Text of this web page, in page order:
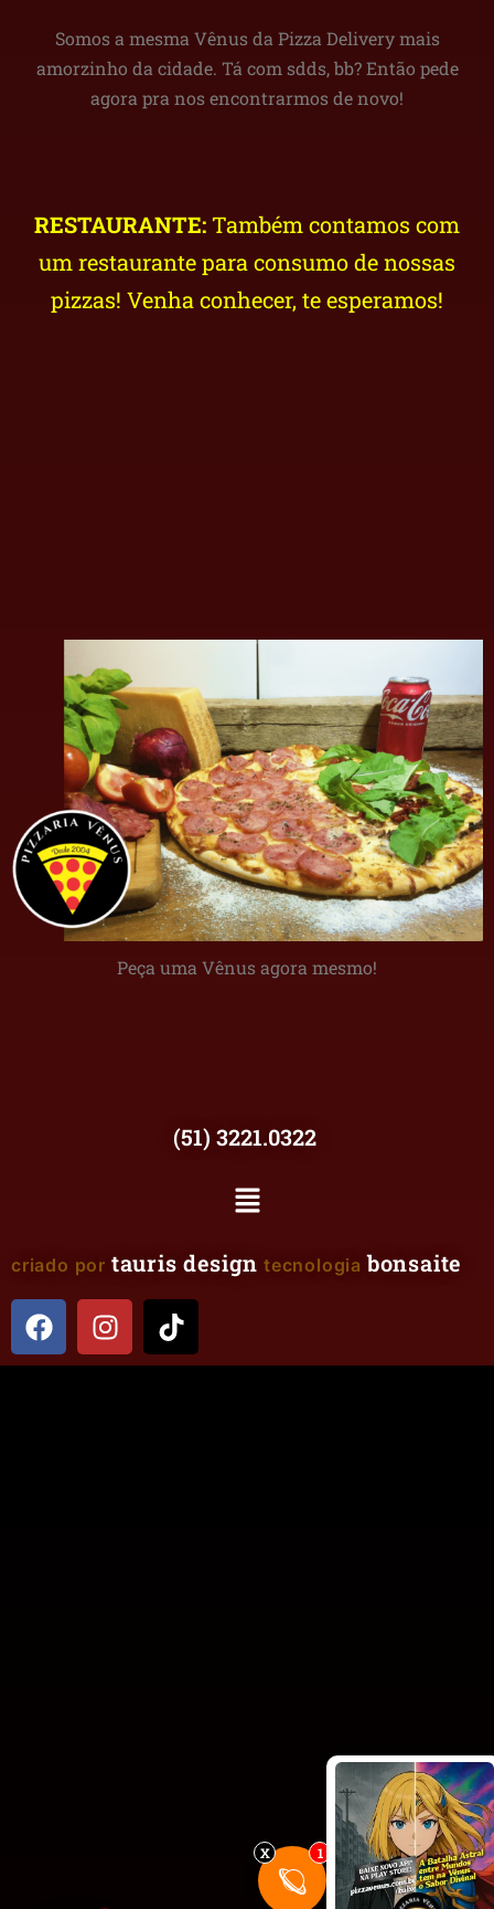
Somos a mesma Vênus da Pizza Delivery mais
amorzinho da cidade. Tá com sdds, bb? Então pede
agora pra nos encontrarmos de novo!
RESTAURANTE: Também contamos com
um restaurante para consumo de nossas
pizzas! Venha conhecer, te esperamos!
Peça uma Vênus agora mesmo!
(51) 3221.0322
criado por tauris design tecnologia bonsaite
X
🪐
1